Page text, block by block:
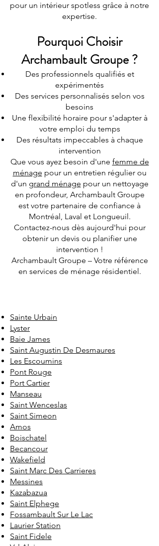
pour un intérieur spotless grâce à notre
expertise.
Pourquoi Choisir
Archambault Groupe ?
Des professionnels qualifiés et
expérimentés
Des services personnalisés selon vos
besoins
Une flexibilité horaire pour s'adapter à
votre emploi du temps
Des résultats impeccables à chaque
intervention
Que vous ayez besoin d'une femme de
ménage pour un entretien régulier ou
d'un grand ménage pour un nettoyage
en profondeur, Archambault Groupe
est votre partenaire de confiance à
Montréal, Laval et Longueuil.
Contactez-nous dès aujourd'hui pour
obtenir un devis ou planifier une
intervention !
Archambault Groupe – Votre référence
en services de ménage résidentiel.
Sainte Urbain
Lyster
Baie James
Saint Augustin De Desmaures
Les Escoumins
Pont Rouge
Port Cartier
Manseau
Saint Wenceslas
Saint Simeon
Amos
Boischatel
Becancour
Wakefield
Saint Marc Des Carrieres
Messines
Kazabazua
Saint Elphege
Fossambault Sur Le Lac
Laurier Station
Saint Fidele